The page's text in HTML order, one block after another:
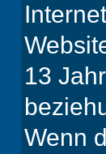
13
Wenn